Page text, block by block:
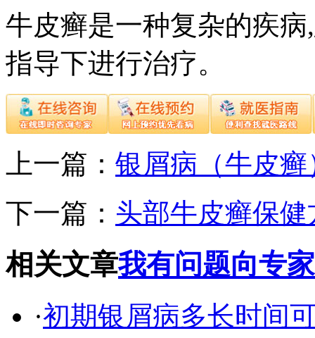
牛皮癣是一种复杂的疾
指导下进行治疗。
上一篇： 银屑病（牛皮
下一篇： 头部牛皮癣保
相关文章我有问题向专
·初期银屑病多长时间